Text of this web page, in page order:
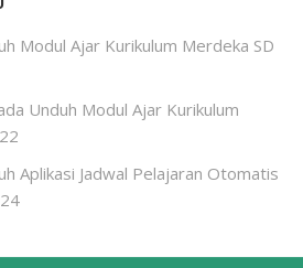
Modul Ajar Kurikulum Merdeka SD
Unduh Modul Ajar Kurikulum
Aplikasi Jadwal Pelajaran Otomatis